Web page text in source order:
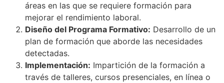
áreas en las que se requiere formación para
mejorar el rendimiento laboral.
Diseño del Programa Formativo: Desarrollo de un
plan de formación que aborde las necesidades
detectadas.
Implementación: Impartición de la formación a
través de talleres, cursos presenciales, en línea o